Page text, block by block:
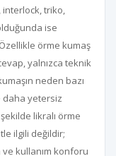
interlock, triko,
ise
örme kumaş
yalnızca teknik
neden bazı
daha yetersiz
şekilde likralı örme
ilgili değildir;
kullanım konforu